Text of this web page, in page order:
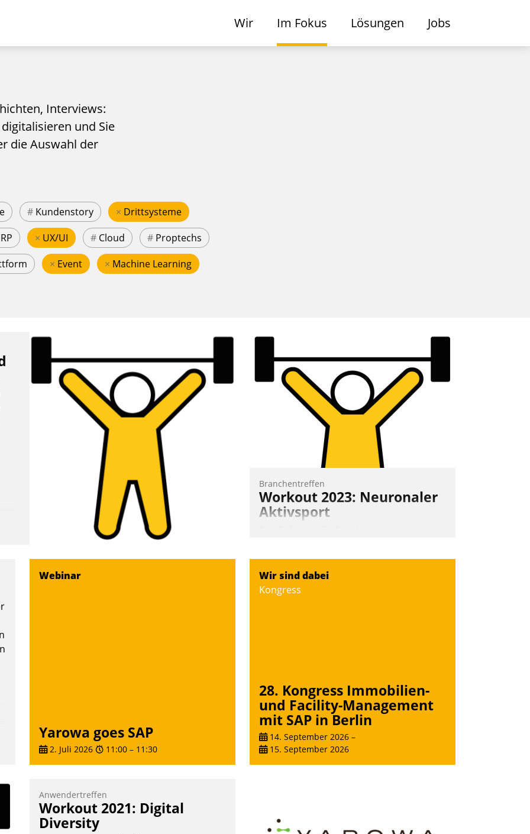
Wir Im Fokus Lösungen Jobs
Interviews:
und Sie
die Auswahl der
# Kundenstory × Drittsysteme
× UX/UI # Cloud # Proptechs
× Event × Machine Learning
Branchentreffen
Workout 2023: Neuronaler
Aktivsport
aktiv und sammelten methodisch
Vernetzungsideen fürs Quartier.
Dazwischen zeigte Datatrain, was es
Webinar
Yarowa goes SAP
2. Juli 2026 11:00 – 11:30
Wir sind dabei
Kongress
28. Kongress Immobilien-
und Facility-Management
mit SAP in Berlin
14. September 2026 –
15. September 2026
Anwendertreffen
Workout 2021: Digital
Diversity